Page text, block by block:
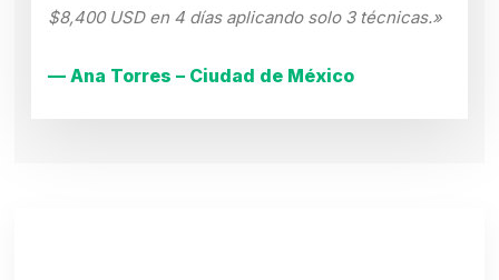
$8,400 USD en 4 días aplicando solo 3 técnicas.»
— Ana Torres – Ciudad de México